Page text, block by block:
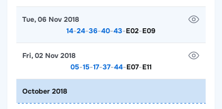
14-24-36-40-43-E02-E09
Tue, 06 Nov 2018
05-15-17-37-44-E07-E11
Fri, 02 Nov 2018
October 2018